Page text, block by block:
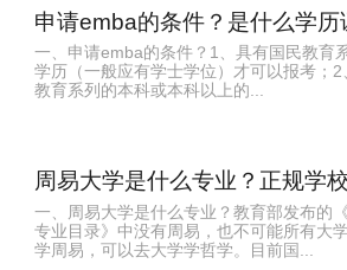
申请emba的条件？是什么学历
一、申请emba的条件？1、具有国民教育
学历（一般应有学士学位）才可以报考；
教育系列的本科或本科以上的...
周易大学是什么专业？正规学
一、周易大学是什么专业？教育部发布的
专业目录》中没有周易，也不可能所有大
学周易，可以去大学学哲学。目前国...